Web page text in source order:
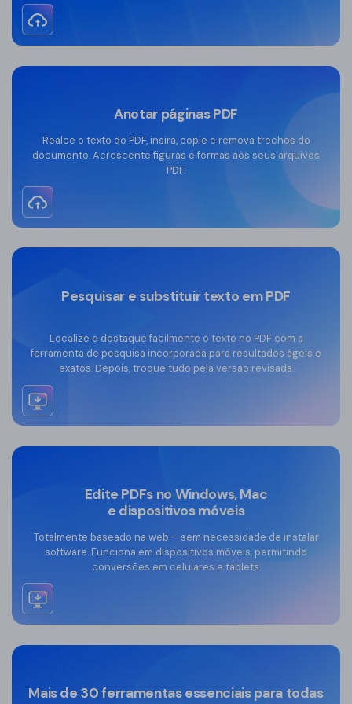
Anotar páginas PDF
Realce o texto do PDF, insira, copie e remova trechos do
documento. Acrescente figuras e formas aos seus arquivos
PDF.
Teste grátis
Pesquisar e substituir texto em PDF
Localize e destaque facilmente o texto no PDF com a
ferramenta de pesquisa incorporada para resultados ágeis e
exatos. Depois, troque tudo pela versão revisada.
Editar PDF online grátis
Edite PDFs no Windows, Mac
e dispositivos móveis
Totalmente baseado na web – sem necessidade de instalar
software. Funciona em dispositivos móveis, permitindo
conversões em celulares e tablets.
Editar PDF online grátis
Mais de 30 ferramentas essenciais para todas